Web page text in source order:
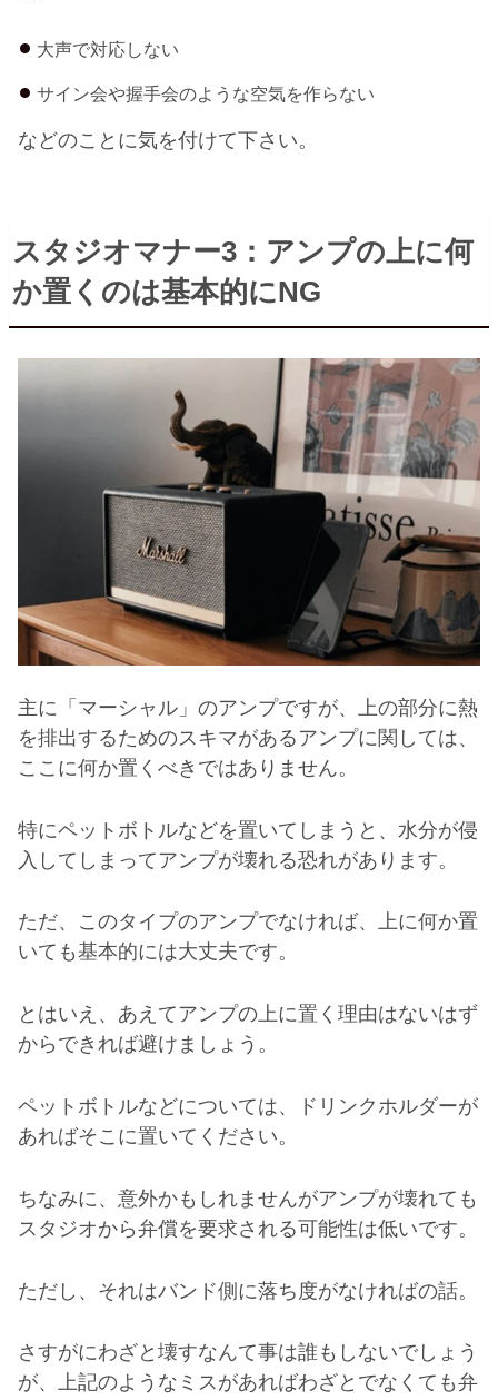
大声で対応しない
サイン会や握手会のような空気を作らない
などのことに気を付けて下さい。
スタジオマナー3：アンプの上に何
か置くのは基本的にNG
主に「マーシャル」のアンプですが、上の部分に熱
を排出するためのスキマがあるアンプに関しては、
ここに何か置くべきではありません。
特にペットボトルなどを置いてしまうと、水分が侵
入してしまってアンプが壊れる恐れがあります。
ただ、このタイプのアンプでなければ、上に何か置
いても基本的には大丈夫です。
とはいえ、あえてアンプの上に置く理由はないはず
からできれば避けましょう。
ペットボトルなどについては、ドリンクホルダーが
あればそこに置いてください。
ちなみに、意外かもしれませんがアンプが壊れても
スタジオから弁償を要求される可能性は低いです。
ただし、それはバンド側に落ち度がなければの話。
さすがにわざと壊すなんて事は誰もしないでしょう
が、上記のようなミスがあればわざとでなくても弁